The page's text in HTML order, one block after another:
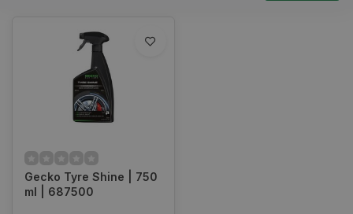
Gecko Tyre Shine | 750
ml | 687500